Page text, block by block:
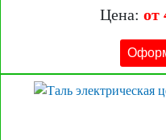
Цена: от